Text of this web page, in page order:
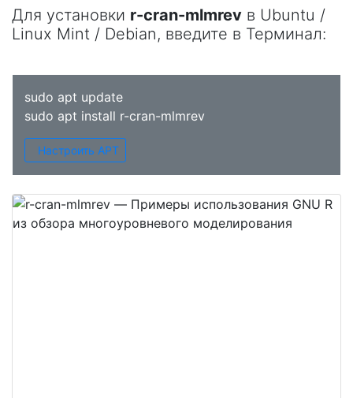
Для установки r-cran-mlmrev в Ubuntu /
Linux Mint / Debian, введите в Терминал:
sudo apt update
sudo apt install r-cran-mlmrev
Настроить APT